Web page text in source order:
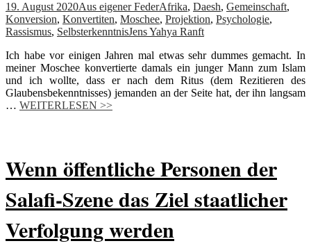
19. August 2020Aus eigener FederAfrika, Daesh, Gemeinschaft,
Konversion, Konvertiten, Moschee, Projektion, Psychologie,
Rassismus, SelbsterkenntnisJens Yahya Ranft
Ich habe vor einigen Jahren mal etwas sehr dummes gemacht. In
meiner Moschee konvertierte damals ein junger Mann zum Islam
und ich wollte, dass er nach dem Ritus (dem Rezitieren des
Glaubensbekenntnisses) jemanden an der Seite hat, der ihn langsam
… WEITERLESEN >>
Wenn öffentliche Personen der
Salafi-Szene das Ziel staatlicher
Verfolgung werden